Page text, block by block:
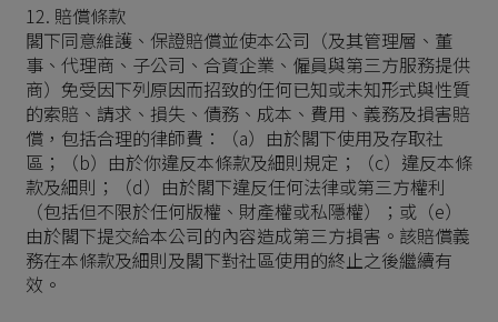
12. 賠償條款
閣下同意維護、保證賠償並使本公司（及其管理層、董
事、代理商、子公司、合資企業、僱員與第三方服務提供
商）免受因下列原因而招致的任何已知或未知形式與性質
的索賠、請求、損失、債務、成本、費用、義務及損害賠
償，包括合理的律師費：（a）由於閣下使用及存取社
區；（b）由於你違反本條款及細則規定；（c）違反本條
款及細則；（d）由於閣下違反任何法律或第三方權利
（包括但不限於任何版權、財產權或私隱權）；或（e）
由於閣下提交給本公司的內容造成第三方損害。該賠償義
務在本條款及細則及閣下對社區使用的終止之後繼續有
效。